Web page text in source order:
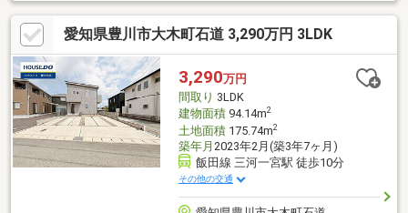
愛知県豊川市大木町石道 3,290万円 3LDK
3,290万円
間取り 3LDK
建物面積94.14m2
土地面積175.74m2
築年月 2023年2月(築3年7ヶ月)
飯田線 三河一宮駅 徒歩10分
その他の交通